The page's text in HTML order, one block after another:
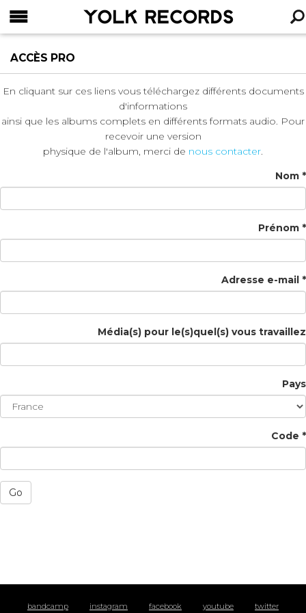
ACCÈS PRO
En cliquant sur ces liens vous téléchargez différents documents
d'informations
ainsi que les albums complets en différents formats audio. Pour
recevoir une version
physique de l'album, merci de nous contacter.
Nom *
Prénom *
Adresse e-mail *
Média(s) pour le(s)quel(s) vous travaillez
Pays
Code *
Go
bandcamp instagram facebook youtube twitter